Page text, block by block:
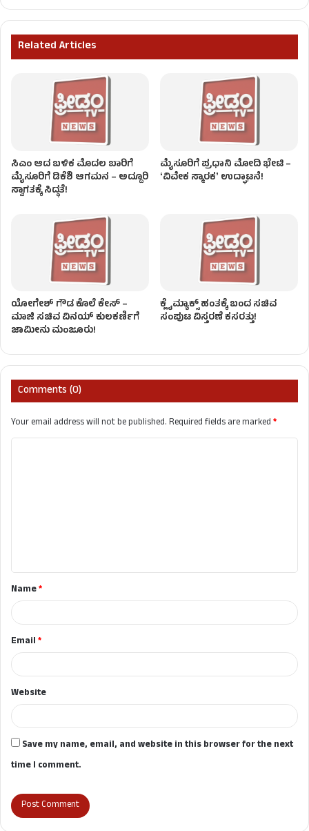
Related Articles
ಸಿಎಂ ಆದ ಬಳಿಕ ಮೊದಲ ಬಾರಿಗೆ
ಮೈಸೂರಿಗೆ ಡಿಕೆಶಿ ಆಗಮನ – ಅದ್ದೂರಿ
ಸ್ವಾಗತಕ್ಕೆ ಸಿದ್ಧತೆ!
ಮೈಸೂರಿಗೆ ಪ್ರಧಾನಿ ಮೋದಿ ಭೇಟಿ –
ʻವಿವೇಕ ಸ್ಮಾರಕʼ ಉದ್ಘಾಟನೆ!
ಯೋಗೇಶ್ ಗೌಡ ಕೊಲೆ ಕೇಸ್ –
ಮಾಜಿ ಸಚಿವ ವಿನಯ್ ಕುಲಕರ್ಣಿಗೆ
ಜಾಮೀನು ಮಂಜೂರು!
ಕ್ಲೈಮ್ಯಾಕ್ಸ್ ಹಂತಕ್ಕೆ ಬಂದ ಸಚಿವ
ಸಂಪುಟ ವಿಸ್ತರಣೆ ಕಸರತ್ತು!
Comments (0)
Your email address will not be published.Required fields are marked*
t
*Name*
Email*
Website
Save my name, email, and website in this browser for the next
time I comment.